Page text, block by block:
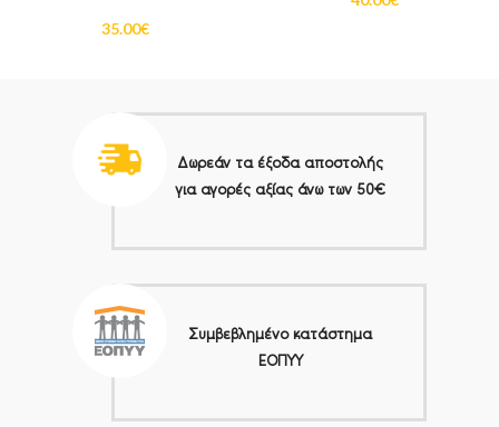
35.00€
Δωρεάν τα έξοδα αποστολής
για αγορές αξίας άνω των 50€
Συμβεβλημένο κατάστημα
ΕΟΠΥΥ